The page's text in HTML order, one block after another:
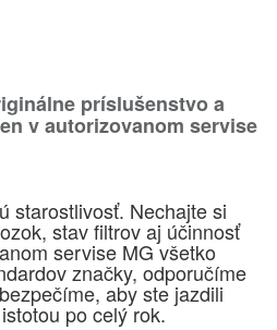
príslušenstvo a
v autorizovanom servise
starostlivosť. Nechajte si
stav filtrov aj účinnosť
servise MG všetko
značky, odporučíme
aby ste jazdili
po celý rok.